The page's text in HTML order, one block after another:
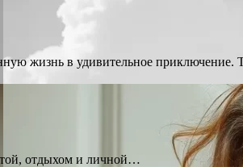
жизнь в удивительное приключение.
отдыхом и личной…